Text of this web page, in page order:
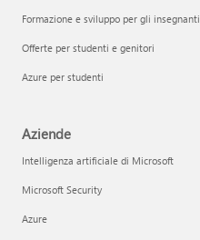
Formazione e sviluppo per gli insegnanti
Offerte per studenti e genitori
Azure per studenti
Aziende
Intelligenza artificiale di Microsoft
Microsoft Security
Azure